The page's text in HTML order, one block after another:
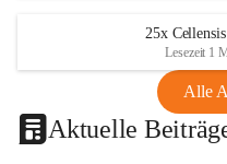
25x
Lesezeit 1
Alle
Aktuelle